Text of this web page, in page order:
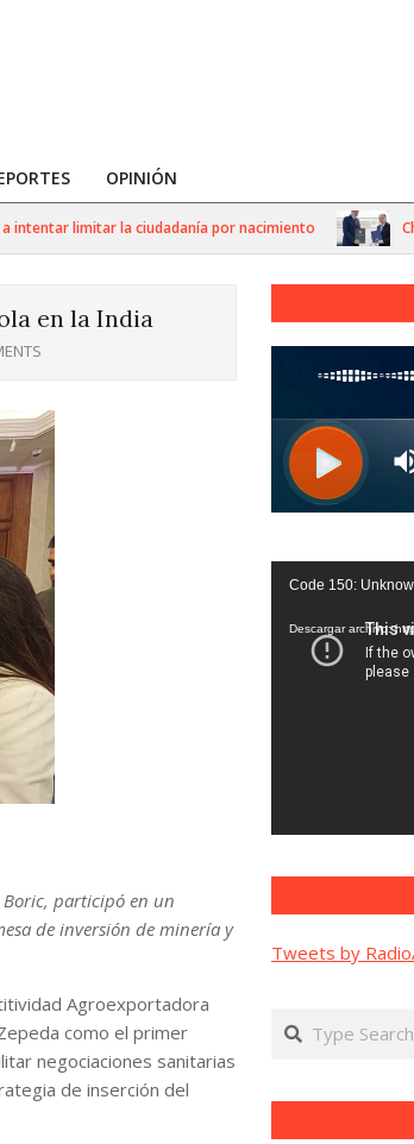
OPINIÓN
limitar la ciudadanía por nacimiento Chile
en la India
participó en un
de inversión de minería y
Agroexportadora
como el primer
negociaciones sanitarias
de inserción del
Reproductor
vídeo
Code 150:
Descargar archivo:
Tweets by
Search